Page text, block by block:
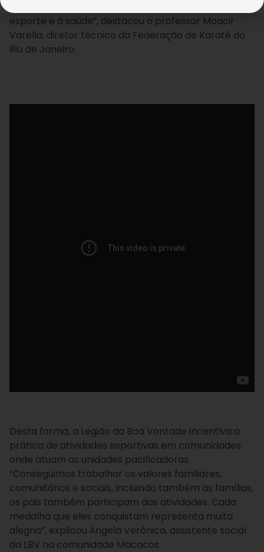
esporte e à saúde”, destacou o professor Moacir
Varella, diretor técnico da Federação de Karatê do
Rio de Janeiro.
Desta forma, a Legião da Boa Vontade incentiva a
prática de atividades esportivas em comunidades
onde atuam as unidades pacificadoras.
“Conseguimos trabalhar os valores familiares,
comunitários e sociais, incluindo também as famílias,
os pais também participam das atividades. Cada
medalha que eles conquistam representa muita
alegria”, explicou Ângela Verônica, assistente social
da LBV na comunidade Macacos.